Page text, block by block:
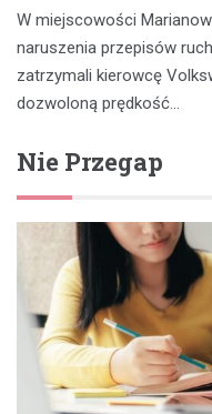
W miejscowości
naruszenia przepisów
zatrzymali kierowcę
dozwoloną prędkość…
Nie Przegap